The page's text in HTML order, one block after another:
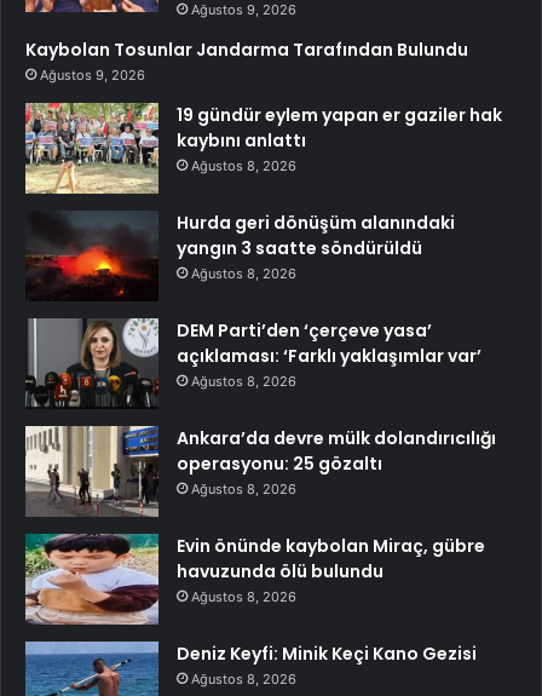
Ağustos 9, 2026
Kaybolan Tosunlar Jandarma Tarafından Bulundu
Ağustos 9, 2026
19 gündür eylem yapan er gaziler hak
kaybını anlattı
Ağustos 8, 2026
Hurda geri dönüşüm alanındaki
yangın 3 saatte söndürüldü
Ağustos 8, 2026
DEM Parti’den ‘çerçeve yasa’
açıklaması: ‘Farklı yaklaşımlar var’
Ağustos 8, 2026
Ankara’da devre mülk dolandırıcılığı
operasyonu: 25 gözaltı
Ağustos 8, 2026
Evin önünde kaybolan Miraç, gübre
havuzunda ölü bulundu
Ağustos 8, 2026
Deniz Keyfi: Minik Keçi Kano Gezisi
Ağustos 8, 2026